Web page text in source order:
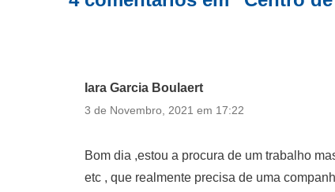
Iara Garcia Boulaert
3 de Novembro, 2021 em 17:22
Bom dia ,estou a procura de um trabalho
etc , que realmente precisa de uma